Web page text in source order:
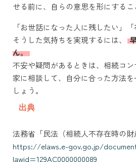
せる前に、自らの意思を形にするこ
「お世話になった人に残したい」
そうした気持ちを実現するには、
ん。
不安や疑問があるときは、相続コ
家に相談して、自分に合った方法
しょう。
出典
法務省「民法（相続人不存在時の財
https://elaws.e-gov.go.jp/
lawid=129AC0000000089